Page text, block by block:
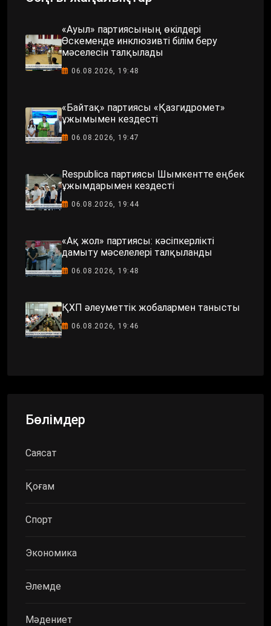
«Ауыл» партиясының өкілдері
Өскеменде инклюзивті білім беру
мәселесін талқылады
06.08.2026, 19:48
«Байтақ» партиясы «Қазгидромет»
ұжымымен кездесті
06.08.2026, 19:47
Respublica партиясы Шымкентте еңбек
ұжымдарымен кездесті
06.08.2026, 19:44
«Ақ жол» партиясы: кәсіпкерлікті
дамыту мәселелері талқыланды
06.08.2026, 19:48
ҚХП әлеуметтік жобалармен танысты
06.08.2026, 19:46
Бөлімдер
Саясат
Қоғам
Спорт
Экономика
Әлемде
Мәдениет